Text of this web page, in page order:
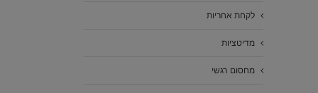
לקחת אחריות
מדיטציות
מחסום רגשי